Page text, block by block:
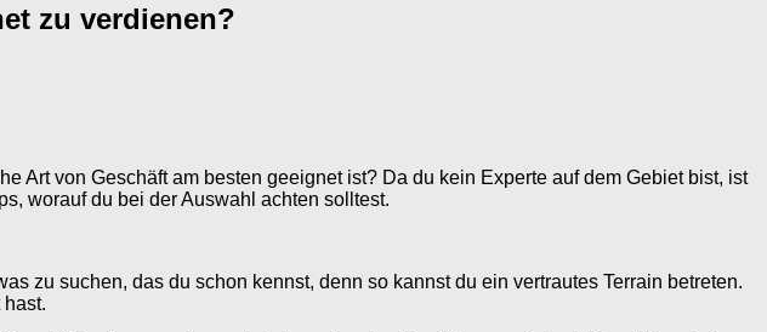
zu verdienen?
Art von Geschäft am besten geeignet ist? Da du kein Experte auf dem Gebiet bist, ist
worauf du bei der Auswahl achten solltest.
zu suchen, das du schon kennst, denn so kannst du ein vertrautes Terrain betreten.